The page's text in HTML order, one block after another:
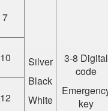
Silver
Black
White
3-8 Digital
code
key
7
10
12